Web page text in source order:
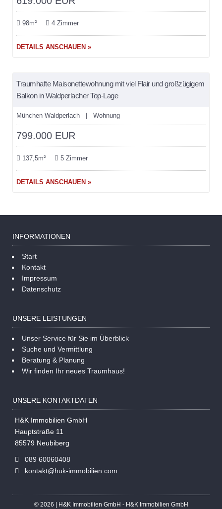
98m² 4 Zimmer
DETAILS ANSCHAUEN »
VERKAUFT
Traumhafte Maisonettewohnung mit viel Flair und großzügigem
Balkon in Waldperlacher Top-Lage
München Waldperlach | Wohnung
799.000 EUR
137,5m² 5 Zimmer
DETAILS ANSCHAUEN »
INFORMATIONEN
Start
Kontakt
Impressum
Datenschutz
UNSERE LEISTUNGEN
Unser Service für Sie im Überblick
Suche und Vermittlung
Beratung & Planung
Wir finden Ihr neues Traumhaus!
UNSERE KONTAKTDATEN
H&K Immobilien GmbH
Hauptstraße 11
85579 Neubiberg
089 60060408
kontakt@huk-immobilien.com
© 2026 | H&K Immobilien GmbH - H&K Immobilien GmbH